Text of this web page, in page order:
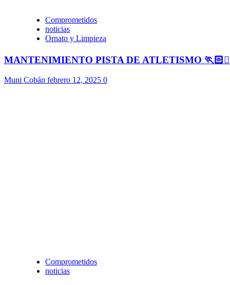
Comprometidos
noticias
Ornato y Limpieza
MANTENIMIENTO PISTA DE ATLETISMO
Muni Cobán febrero 12, 2025 0
Comprometidos
noticias